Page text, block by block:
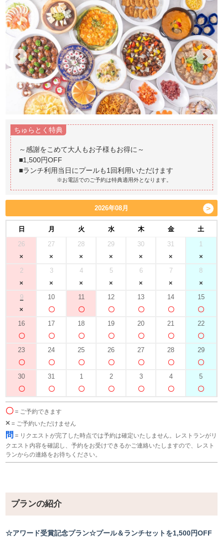
Previous Next
ちゅらとく特典
～感謝をこめて大人もお子様もお得に～
■1,500円OFF
※お電話でのご予約は特典適用外となります。
2026年08月
日 月 火 水 木 金
土
26
27 28 29 30 31 1
2 3 4 5 6 7 8
9 10 11 12 13 14 15
16 17 18 19 20 21 22
23 24 25 26 27 28 29
30 31 1 2 3 4 5
〇 = ご予約できます
× = ご予約いただけません
問 = リクエストが完了した時点では予約は確定いたしません。レストランがリ
クエスト内容を確認し、予約をお受けできるかご連絡いたしますので、レスト
ランからの連絡をお待ちください。
プランの紹介
☆アワード受賞記念プラン☆プール＆ランチセットを1,500円OFF